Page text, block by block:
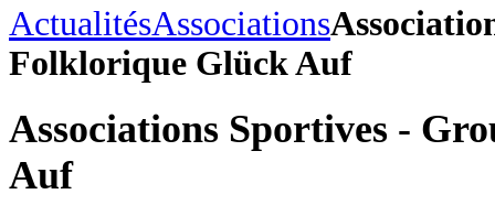
ActualitésAssociations
Folklorique Glück Auf
Associations Sportives -
Auf